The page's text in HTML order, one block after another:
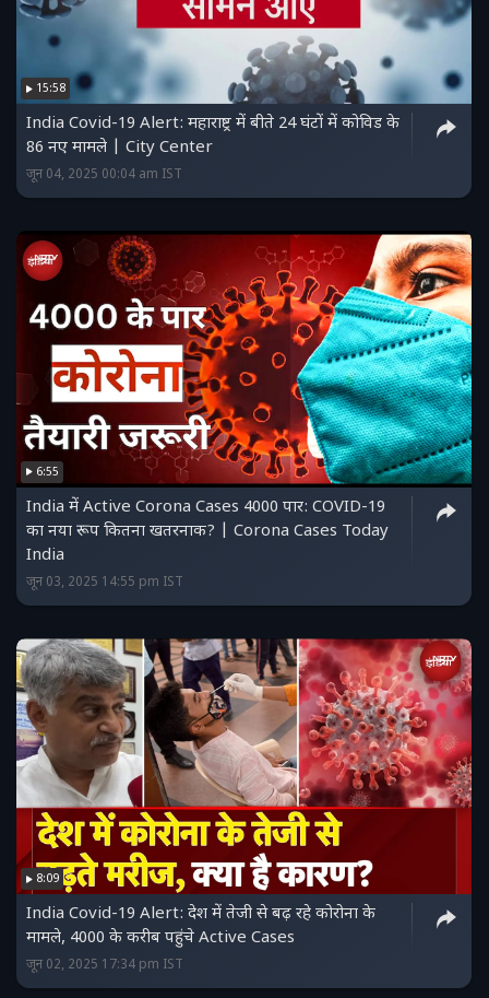
15:58
India Covid-19 Alert: महाराष्ट्र में बीते 24 घंटों में कोविड के
86 नए मामले | City Center
जून 04, 2025 00:04 am IST
6:55
India में Active Corona Cases 4000 पार: COVID-19
का नया रूप कितना खतरनाक? | Corona Cases Today
India
जून 03, 2025 14:55 pm IST
8:09
India Covid-19 Alert: देश में तेजी से बढ़ रहे कोरोना के
मामले, 4000 के करीब पहुंचे Active Cases
जून 02, 2025 17:34 pm IST